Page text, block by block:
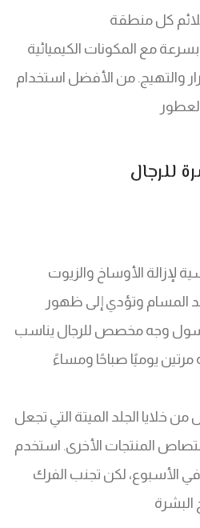
كل منطقة
مع المكونات الكيميائية
والتهيج. من الأفضل استخدام
للرجال
لإزالة الأوساخ والزيوت
المسام وتؤدي إلى ظهور
وجه مخصص للرجال يناسب
خلايا الجلد الميتة التي تجعل
المنتجات الأخرى. استخدم
الأسبوع، لكن تجنب الفرك
البشرة